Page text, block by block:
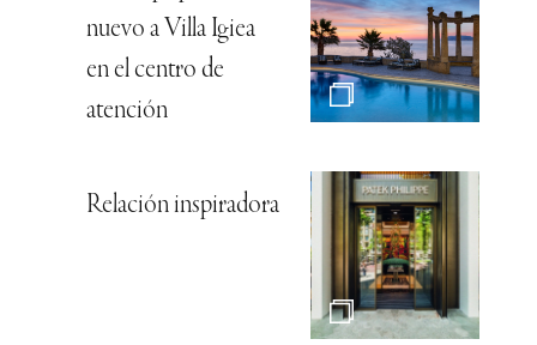
nuevo a Villa Igiea
en el centro de
atención
Relación inspiradora